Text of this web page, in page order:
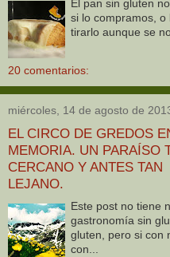
El pan sin gluten
si lo compramos, o
tirarlo aunque se
20 comentarios:
miércoles, 14 de agosto de
EL CIRCO DE GREDOS
MEMORIA. UN PARAÍSO
CERCANO Y ANTES TAN
LEJANO.
Este post no tiene
gastronomía sin
gluten, pero si con
con...